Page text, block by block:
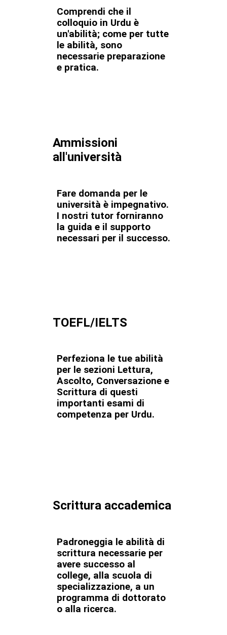
Comprendi che il
colloquio in Urdu è
un'abilità; come per tutte
le abilità, sono
necessarie preparazione
e pratica.
Ammissioni
all'università
Fare domanda per le
università è impegnativo.
I nostri tutor forniranno
la guida e il supporto
necessari per il successo.
TOEFL/IELTS
Perfeziona le tue abilità
per le sezioni Lettura,
Ascolto, Conversazione e
Scrittura di questi
importanti esami di
competenza per Urdu.
Scrittura accademica
Padroneggia le abilità di
scrittura necessarie per
avere successo al
college, alla scuola di
specializzazione, a un
programma di dottorato
o alla ricerca.